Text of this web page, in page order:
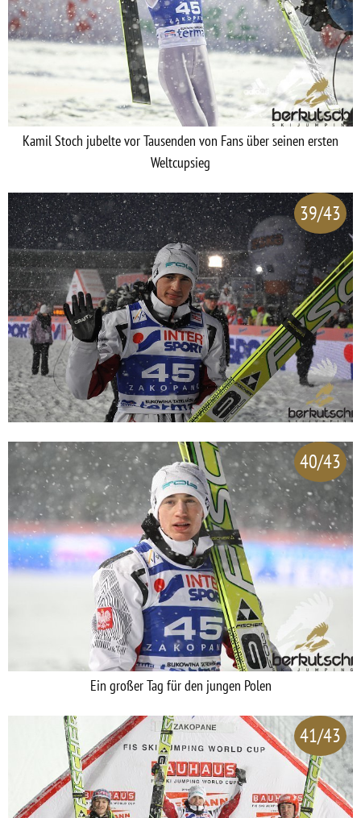
Kamil Stoch jubelte vor Tausenden von Fans über seinen ersten
Weltcupsieg
39/43
40/43
Ein großer Tag für den jungen Polen
41/43